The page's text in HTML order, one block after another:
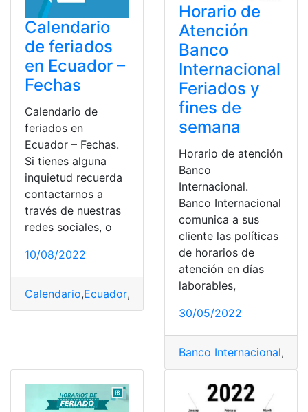
Calendario
de feriados
en Ecuador –
Fechas
Calendario de
feriados en
Ecuador – Fechas.
Si tienes alguna
inquietud recuerda
contactarnos a
través de nuestras
redes sociales, o
10/08/2022
Calendario,Ecuador, feriados,Provincias
Horario de
Atención
Banco
Internacional
Feriados y
fines de
semana
Horario de atención
Banco
Internacional.
Banco Internacional
comunica a sus
cliente las políticas
de horarios de
atención en días
laborables,
30/05/2022
Banco Internacional,